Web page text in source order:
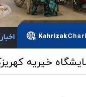
خیریه